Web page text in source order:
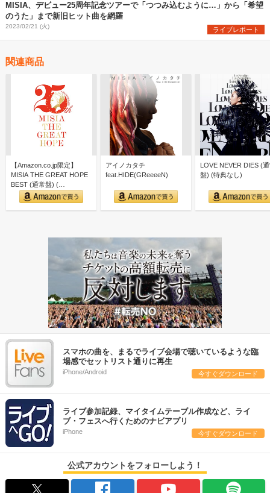
MISIA、デビュー25周年記念ツアーで「つつみ込むように…」から「希望
のうた」まで新旧ヒット曲を網羅
2023/02/21 (火) ライブレポート
関連商品
【Amazon.co.jp限定】
MISIA THE GREAT HOPE
BEST (通常盤) (…
アイノカタチ
feat.HIDE(GReeeeN)
LOVE NEVER DIES (
盤) (特典なし)
スマホの曲を、まるでライブ会場で聴いているような臨
場感でセットリスト通りに再生
iPhone/Android 今すぐダウンロード
ライブ参加記録、マイタイムテーブル作成など、ライ
ブ・フェスへ行くためのナビアプリ
iPhone 今すぐダウンロード
公式アカウントをフォローしよう！